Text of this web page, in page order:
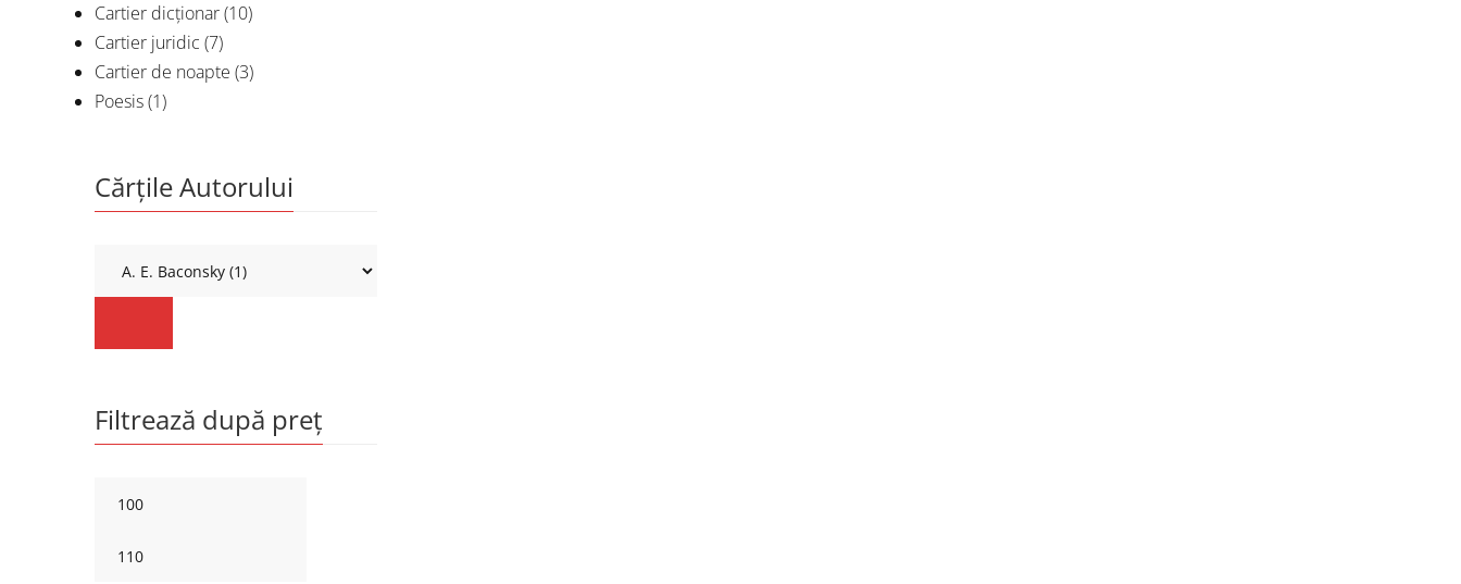
Cartier dicționar(10)
Cartier juridic (7)
Cartier de noapte (3)
Poesis(1)
Cărțile Autorului
Filtrează după preț